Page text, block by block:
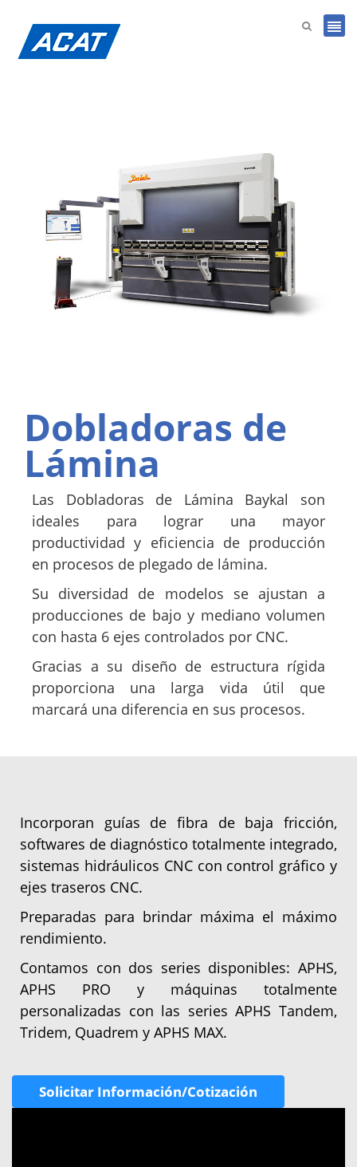
Dobladoras de
Lámina
Las Dobladoras de Lámina Baykal son
ideales para lograr una mayor
productividad y eficiencia de producción
en procesos de plegado de lámina.
Su diversidad de modelos se ajustan a
producciones de bajo y mediano volumen
con hasta 6 ejes controlados por CNC.
Gracias a su diseño de estructura rígida
proporciona una larga vida útil que
marcará una diferencia en sus procesos.
Incorporan guías de fibra de baja fricción,
softwares de diagnóstico totalmente integrado,
sistemas hidráulicos CNC con control gráfico y
ejes traseros CNC.
Preparadas para brindar máxima el máximo
rendimiento.
Contamos con dos series disponibles: APHS,
APHS PRO y máquinas totalmente
personalizadas con las series APHS Tandem,
Tridem, Quadrem y APHS MAX.
Solicitar Información/Cotización